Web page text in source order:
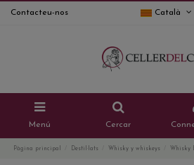
Contacteu-nos Català
Menú Cercar
Pàgina principal Destil·lats Whisky y whiskeys Whisky